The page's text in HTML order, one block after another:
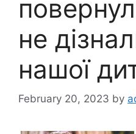
не
нашої
February 20, 2023 by